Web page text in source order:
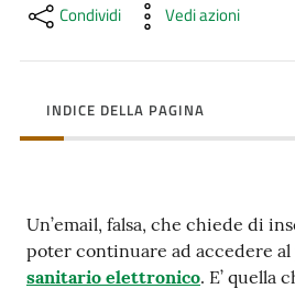
territorio
Studiare
a
Piacenza
Condividi Vedi azioni
INDICE DELLA PAGINA
Un’email, falsa, che chiede di
poter continuare ad accedere
sanitario elettronico. E’ quella